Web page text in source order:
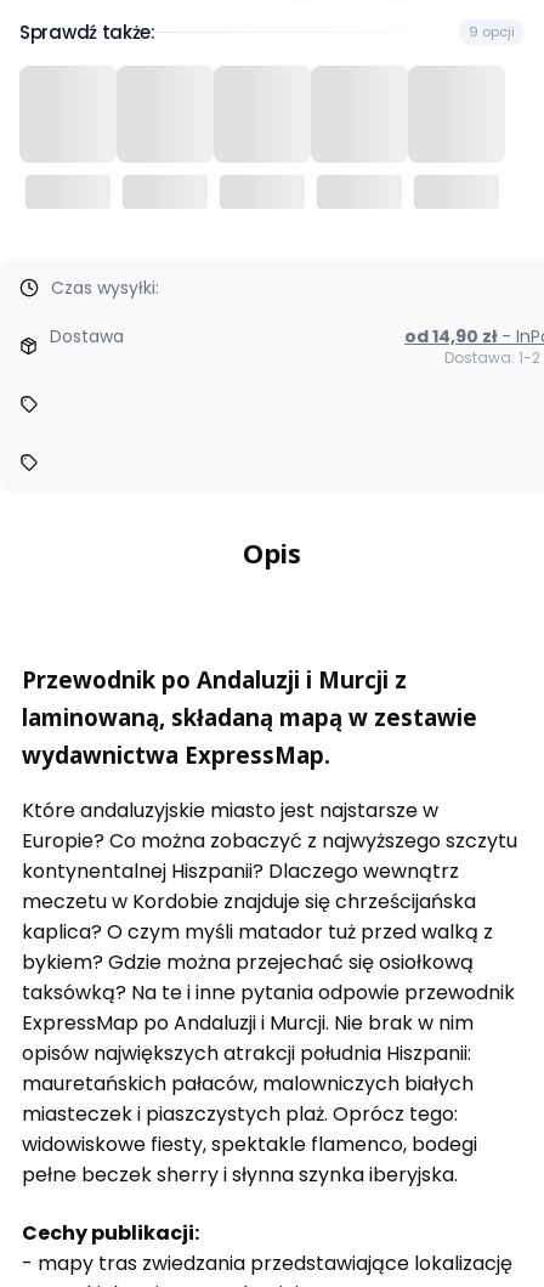
Sprawdź także: 9 opcji
Czas wysyłki:
Dostawa od 14,90 zł -
Dostawa: 1-
Opis
Przewodnik po Andaluzji i Murcji z
laminowaną, składaną mapą w zestawie
wydawnictwa ExpressMap.
Które andaluzyjskie miasto jest najstarsze w
Europie? Co można zobaczyć z najwyższego szczytu
kontynentalnej Hiszpanii? Dlaczego wewnątrz
meczetu w Kordobie znajduje się chrześcijańska
kaplica? O czym myśli matador tuż przed walką z
bykiem? Gdzie można przejechać się osiołkową
taksówką? Na te i inne pytania odpowie przewodnik
ExpressMap po Andaluzji i Murcji. Nie brak w nim
opisów największych atrakcji południa Hiszpanii:
mauretańskich pałaców, malowniczych białych
miasteczek i piaszczystych plaż. Oprócz tego:
widowiskowe fiesty, spektakle flamenco, bodegi
pełne beczek sherry i słynna szynka iberyjska.
Cechy publikacji:
- mapy tras zwiedzania przedstawiające lokalizację